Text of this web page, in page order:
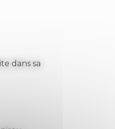
dans sa